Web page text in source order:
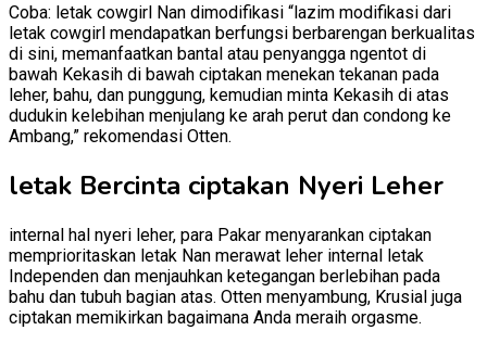
Coba: letak cowgirl Nan dimodifikasi “lazim modifikasi dari
letak cowgirl mendapatkan berfungsi berbarengan berkualitas
di sini, memanfaatkan bantal atau penyangga ngentot di
bawah Kekasih di bawah ciptakan menekan tekanan pada
leher, bahu, dan punggung, kemudian minta Kekasih di atas
dudukin kelebihan menjulang ke arah perut dan condong ke
Ambang,” rekomendasi Otten.
letak Bercinta ciptakan Nyeri Leher
internal hal nyeri leher, para Pakar menyarankan ciptakan
memprioritaskan letak Nan merawat leher internal letak
Independen dan menjauhkan ketegangan berlebihan pada
bahu dan tubuh bagian atas. Otten menyambung, Krusial juga
ciptakan memikirkan bagaimana Anda meraih orgasme.